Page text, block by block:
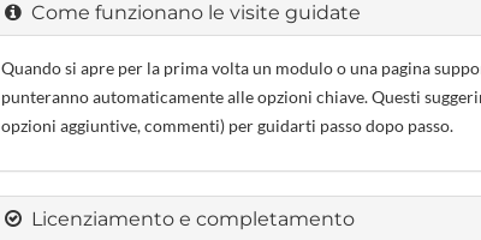
Come funzionano le visite guidate
Quando si apre per la prima volta un modulo o una pagina
punteranno automaticamente alle opzioni chiave. Questi
opzioni aggiuntive, commenti) per guidarti passo dopo passo.
Licenziamento e completamento